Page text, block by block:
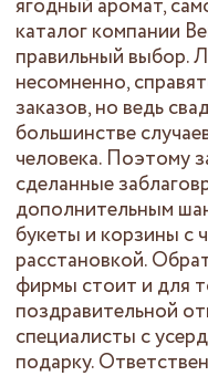
ягодный аромат,
каталог компании
правильный выбор.
несомненно,
заказов, но ведь
большинстве
человека. Поэтому
сделанные
дополнительным
букеты и корзины с
расстановкой.
фирмы стоит и для
поздравительной
специалисты с
подарку.